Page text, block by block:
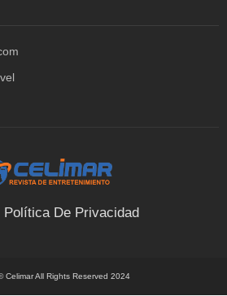
Política De Privacidad
Celimar All Rights Reserved 2024